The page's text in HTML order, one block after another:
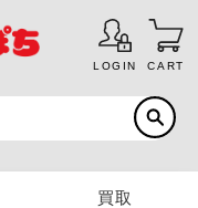
LOGIN CART
買取